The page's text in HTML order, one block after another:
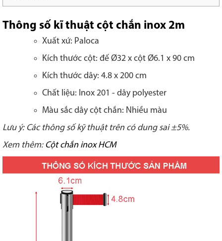
Thông số kĩ thuật cột chắn inox 2m
Xuất xứ: Paloca
Kích thước cột: đế Ø32 x cột Ø6.1 x 90 cm
Kích thước dây: 4.8 x 200 cm
Chất liệu: Inox 201 - dây polyester
Màu sắc dây cột chắn: Nhiều màu
Lưu ý: Các thông số kỹ thuật trên có dung sai ±5%.
Xem thêm: Cột chắn inox HCM